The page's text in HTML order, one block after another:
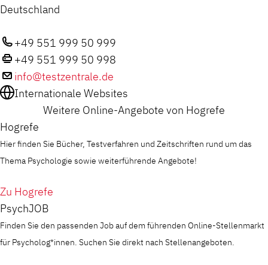
Deutschland
+49 551 999 50 999
+49 551 999 50 998
info@testzentrale.de
Internationale Websites
Weitere Online-Angebote von Hogrefe
Hogrefe
Hier finden Sie Bücher, Testverfahren und Zeitschriften rund um das
Thema Psychologie sowie weiterführende Angebote!
Zu Hogrefe
PsychJOB
Finden Sie den passenden Job auf dem führenden Online-Stellenmarkt
für Psycholog*innen. Suchen Sie direkt nach Stellenangeboten.